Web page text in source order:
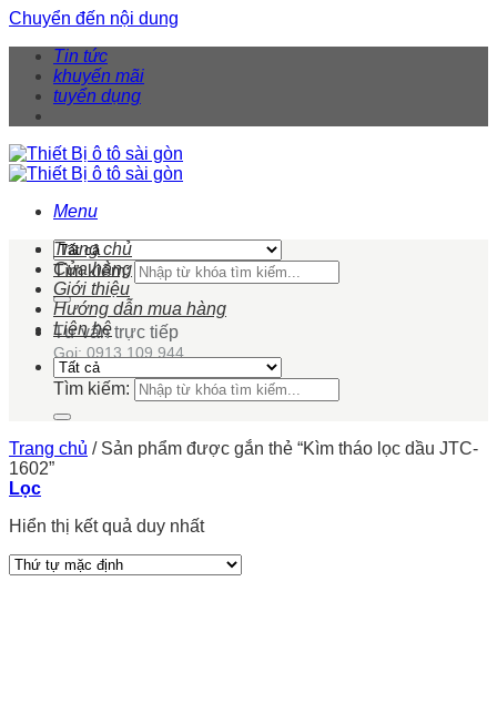
Chuyển đến nội dung
Tin tức
khuyến mãi
tuyển dụng
Menu
Tìm kiếm:
Tư vấn trực tiếp
Gọi: 0913 109 944
Trang chủ
Cửa hàng
Giới thiệu
Hướng dẫn mua hàng
Liên hệ
Tìm kiếm:
Trang chủ /Sản phẩm được gắn thẻ “Kìm tháo lọc dầu JTC-
1602”
Lọc
Hiển thị kết quả duy nhất